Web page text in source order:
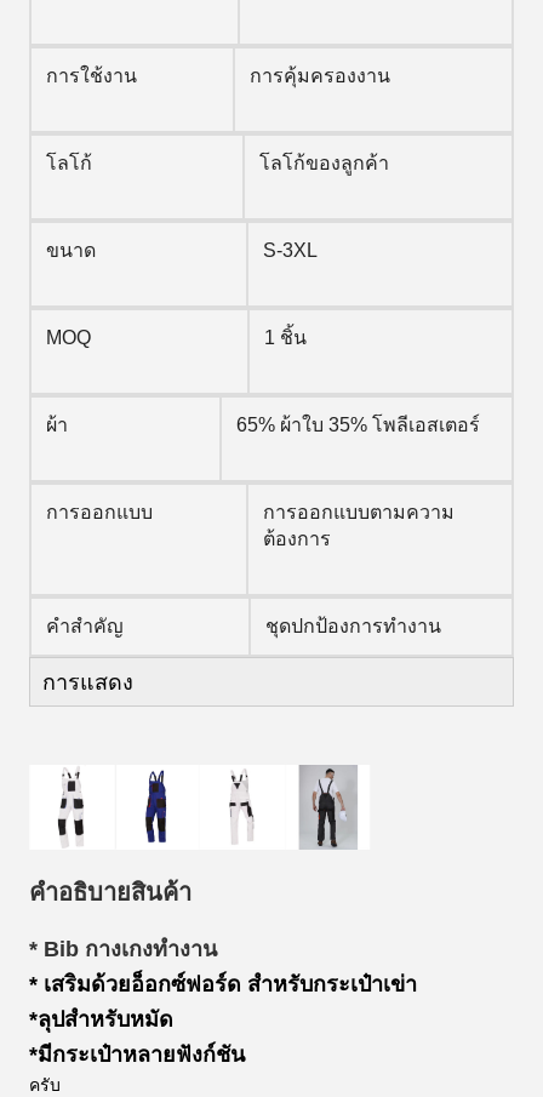
การใช้งาน การคุ้มครองงาน
โลโก้ โลโก้ของลูกค้า
ขนาด S-3XL
MOQ 1 ชิ้น
ผ้า 65% ผ้าใบ 35% โพลีเอสเตอร์
การออกแบบ
การออกแบบตามความ
ต้องการ
คําสําคัญ ชุดปกป้องการทํางาน
การแสดง
คําอธิบายสินค้า
* Bib กางเกงทํางาน
* เสริมด้วยอ็อกซ์ฟอร์ด สําหรับกระเป๋าเข่า
*ลุปสําหรับหมัด
*มีกระเป๋าหลายฟังก์ชัน
ครับ